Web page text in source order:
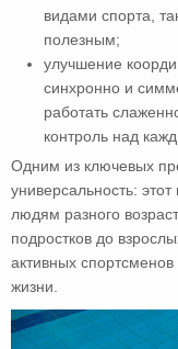
видами спорта,
полезным;
улучшение
синхронно и
работать
контроль над
Одним из ключевых
универсальность:
людям разного
подростков до
активных
жизни.